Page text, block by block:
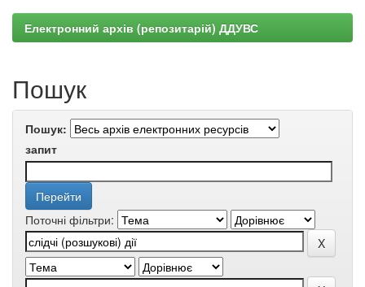
Електронний архів (репозитарій) ДДУВС
Пошук
Пошук:
запит
Поточні фільтри: